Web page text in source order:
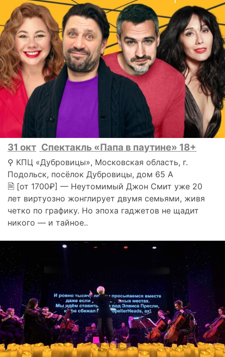
31 окт Спектакль «Папа в паутине» 18+
⚲ КПЦ «Дубровицы», Московская область, г.
Подольск, посёлок Дубровицы, дом 65 А
🗎 [от 1700₽] — Неутомимый Джон Смит уже 20
лет виртуозно жонглирует двумя семьями, живя
четко по графику. Но эпоха гаджетов не щадит
никого — и тайное..